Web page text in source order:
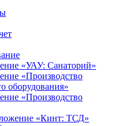
«УАУ: Санаторий»
«Производство
оборудования»
«Производство
«Кинт: ТСД»